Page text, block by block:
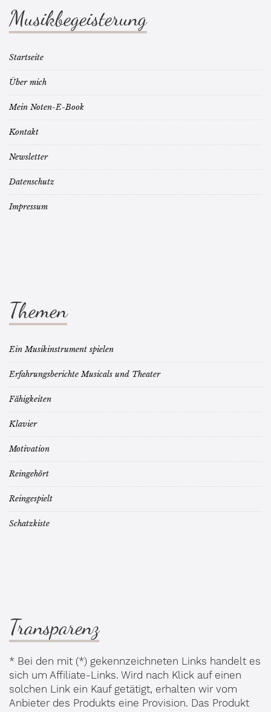
Musikbegeisterung
Startseite
Über mich
Mein Noten-E-Book
Kontakt
Newsletter
Datenschutz
Impressum
Themen
Ein Musikinstrument spielen
Erfahrungsberichte Musicals und Theater
Fähigkeiten
Klavier
Motivation
Reingehört
Reingespielt
Schatzkiste
Transparenz
* Bei den mit (*) gekennzeichneten Links handelt es
sich um Affiliate-Links. Wird nach Klick auf einen
solchen Link ein Kauf getätigt, erhalten wir vom
Anbieter des Produkts eine Provision. Das Produkt